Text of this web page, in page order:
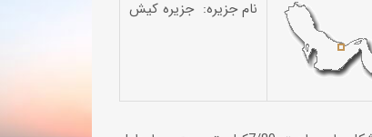
نام جزیره: جزیره کیش